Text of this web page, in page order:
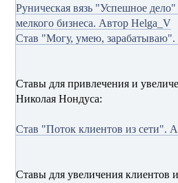
Руническая вязь "Успешное
мелкого бизнеса. Автор Helga_V
Став "Могу, умею,
Ставы для привлечения и
Николая Нондуса:
Став "Поток клиентов из сети".
Ставы для увеличения клиентов